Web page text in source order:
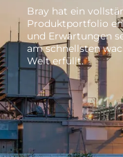
Bray hat ein
Produktportfolio
und Erwartungen
am schnellsten
Welt erfüllt.